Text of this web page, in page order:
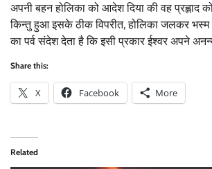
अपनी बहन होलिका को आदेश दिया की वह प्रह्लाद
किन्तु हुआ इसके ठीक विपरीत, होलिका जलकर भस्म
का पर्व संदेश देता है कि इसी प्रकार ईश्वर अपने
Share this:
X Facebook More
Related